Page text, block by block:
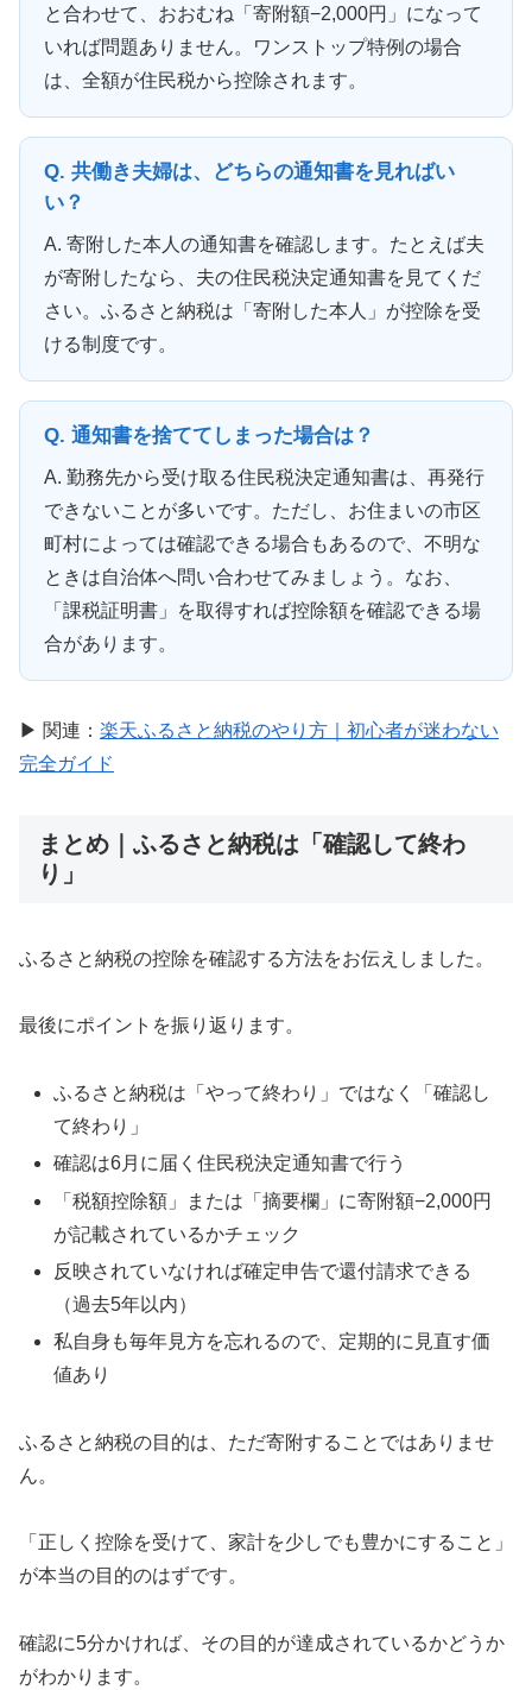
と合わせて、おおむね「寄附額−2,000円」になって
いれば問題ありません。ワンストップ特例の場合
は、全額が住民税から控除されます。
Q. 共働き夫婦は、どちらの通知書を見ればい
い？
A. 寄附した本人の通知書を確認します。たとえば夫
が寄附したなら、夫の住民税決定通知書を見てくだ
さい。ふるさと納税は「寄附した本人」が控除を受
ける制度です。
Q. 通知書を捨ててしまった場合は？
A. 勤務先から受け取る住民税決定通知書は、再発行
できないことが多いです。ただし、お住まいの市区
町村によっては確認できる場合もあるので、不明な
ときは自治体へ問い合わせてみましょう。なお、
「課税証明書」を取得すれば控除額を確認できる場
合があります。
▶ 関連： 楽天ふるさと納税のやり方｜初心者が迷わない
完全ガイド
まとめ｜ふるさと納税は「確認して終わ
り」
ふるさと納税の控除を確認する方法をお伝えしました。
最後にポイントを振り返ります。
ふるさと納税は「やって終わり」ではなく「確認し
て終わり」
確認は6月に届く住民税決定通知書で行う
「税額控除額」または「摘要欄」に寄附額−2,000円
が記載されているかチェック
反映されていなければ確定申告で還付請求できる
（過去5年以内）
私自身も毎年見方を忘れるので、定期的に見直す価
値あり
ふるさと納税の目的は、ただ寄附することではありませ
ん。
「正しく控除を受けて、家計を少しでも豊かにすること」
が本当の目的のはずです。
確認に5分かければ、その目的が達成されているかどうか
がわかります。